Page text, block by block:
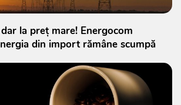
la preț mare! Energocom
din import rămâne scumpă